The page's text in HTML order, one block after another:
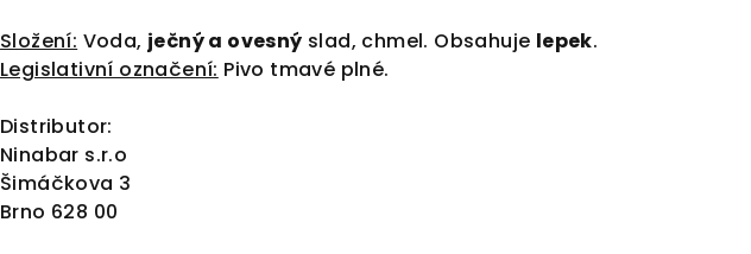
Složení: Voda, ječný a ovesný slad, chmel. Obsahuje lepek.
Legislativní označení: Pivo tmavé plné.
Distributor:
Ninabar s.r.o
Šimáčkova 3
Brno 628 00